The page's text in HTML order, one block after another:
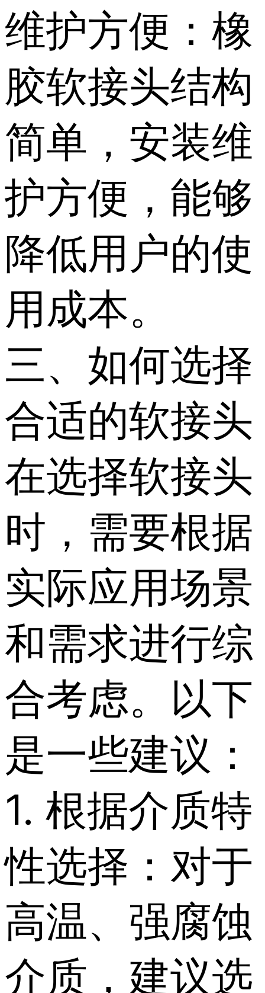
维护方便：橡
胶软接头结构
简单，安装维
护方便，能够
降低用户的使
用成本。
三、如何选择
合适的软接头
在选择软接头
时，需要根据
实际应用场景
和需求进行综
合考虑。以下
是一些建议：
1. 根据介质特
性选择：对于
高温、强腐蚀
介质，建议选